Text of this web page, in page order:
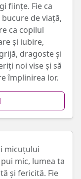
ființe. Fie ca
de viață,
ca copilul
și iubire,
dragoste și
noi vise și să
împlinirea lor.
micuțului
mic, lumea ta
și fericită. Fie